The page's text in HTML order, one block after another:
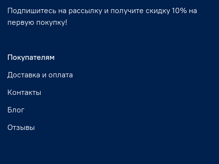
Покупателям
Доставка и оплата
Контакты
Блог
Отзывы
Подпишитесь на рассылку и получите скидку 10% на
первую покупку!